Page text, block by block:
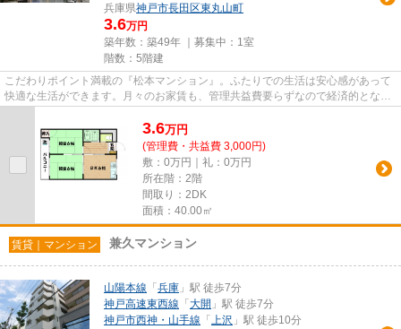
兵庫県神戸市長田区東丸山町
3.6万円
築年数：築49年 ｜募集中： 1室
階数：5階建
こだわりポイント満載の『松本マンション』。ふたりでの生活は安心感があって
快適な生活ができます。月々のお家賃も、管理共益費要らずなので経済的となっ
3.6万円
(管理費・共益費 3,000円)
敷：0万円｜礼：0万円
所在階：2階
間取り：2DK
面積：40.00㎡
賃貸｜マンション 兼久マンション
山陽本線 「 兵庫 」駅 徒歩7分
神戸高速東西線 「 大開 」駅 徒歩7分
神戸市西神・山手線 「 上沢 」駅 徒歩10分